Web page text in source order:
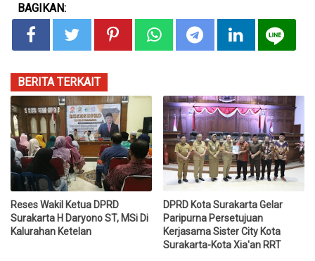
BAGIKAN:
BERITA TERKAIT
Reses Wakil Ketua DPRD
Surakarta H Daryono ST, MSi Di
Kalurahan Ketelan
DPRD Kota Surakarta Gelar
Paripurna Persetujuan
Kerjasama Sister City Kota
Surakarta-Kota Xia'an RRT